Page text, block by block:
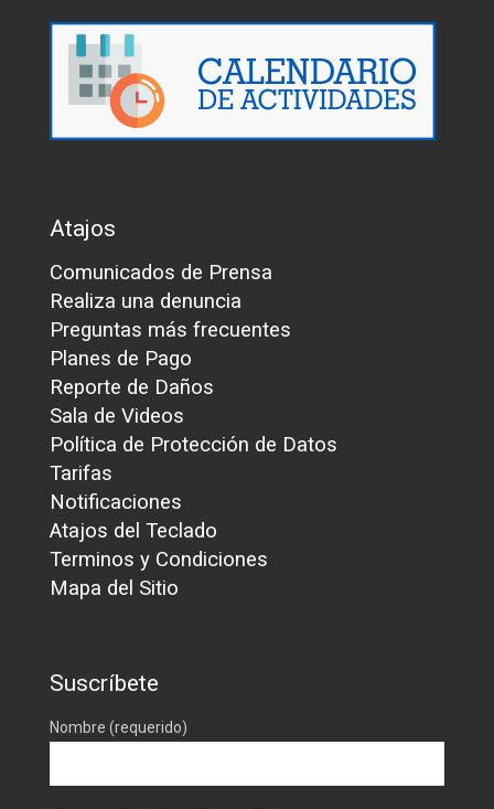
Atajos
Comunicados de Prensa
Realiza una denuncia
Preguntas más frecuentes
Planes de Pago
Reporte de Daños
Sala de Videos
Política de Protección de Datos
Tarifas
Notificaciones
Atajos del Teclado
Terminos y Condiciones
Mapa del Sitio
Suscríbete
Nombre (requerido)